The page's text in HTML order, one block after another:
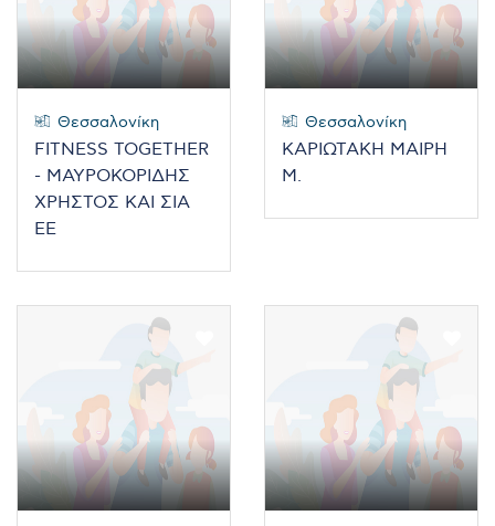
Θεσσαλονίκη
FITNESS TOGETHER
- ΜΑΥΡΟΚΟΡΙΔΗΣ
ΧΡΗΣΤΟΣ ΚΑΙ ΣΙΑ
ΕΕ
Θεσσαλονίκη
ΚΑΡΙΩΤΑΚΗ ΜΑΙΡΗ
Μ.